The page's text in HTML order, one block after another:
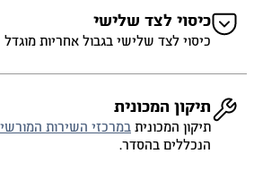
כיסוי לצד שלישי
כיסוי לצד שלישי בגבול אחריות מוגדל של
תיקון המכונית
תיקון המכוניתבמרכזי השירות המורשים
הנכללים בהסדר.